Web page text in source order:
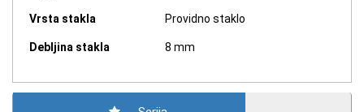
Vrsta stakla Providno staklo
Debljina stakla 8 mm